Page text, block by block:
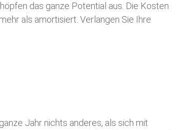
das ganze Potential aus. Die Kosten
als amortisiert. Verlangen Sie Ihre
Jahr nichts anderes, als sich mit